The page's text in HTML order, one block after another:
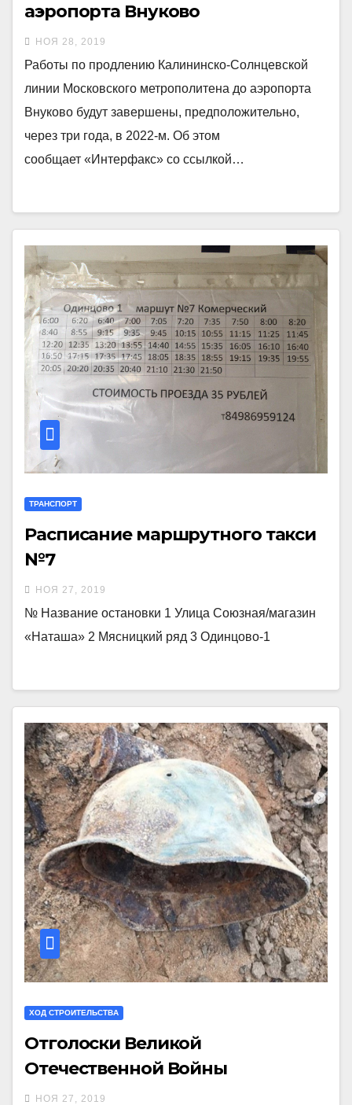
аэропорта Внуково
НОЯ 28, 2019
Работы по продлению Калининско-Солнцевской
линии Московского метрополитена до аэропорта
Внуково будут завершены, предположительно,
через три года, в 2022-м. Об этом
сообщает «Интерфакс» со ссылкой…
ТРАНСПОРТ
Расписание маршрутного такси
№7
НОЯ 27, 2019
№ Название остановки 1 Улица Союзная/магазин
«Наташа» 2 Мясницкий ряд 3 Одинцово-1
ХОД СТРОИТЕЛЬСТВА
Отголоски Великой
Отечественной Войны
НОЯ 27, 2019